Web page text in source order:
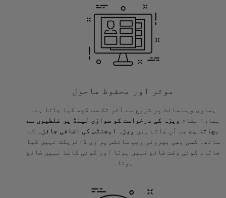
موثر اور محفوظ ماحول
ہماری ویب سائٹ پر شروع سے آخر تک سب کچھ کیا جاتا ہے۔
ہمارا نظام ویزہ کی درخواست کو سوازی لینڈ پر غلطیوں سے
بچاتا ہے جب آپ جاتے ہیں ویزہ ایجنٹس کی اضافی جائزہ
کے
ساتھ۔ کسی بھی بیرونی ویب سائٹس پر ری ڈائریکٹ نہیں کیا
جاتا، کوئی وقت ضائع نہیں ہوتا اور کوئی کاغذ نہیں ضائع
ہوتا۔